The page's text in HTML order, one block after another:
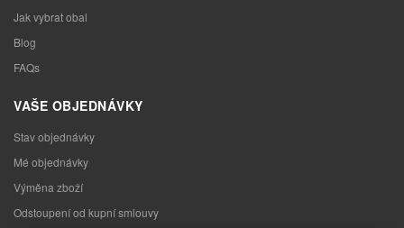
Jak vybrat obal
Blog
FAQs
VAŠE OBJEDNÁVKY
Stav objednávky
Mé objednávky
Výměna zboží
Odstoupení od kupní smlouvy